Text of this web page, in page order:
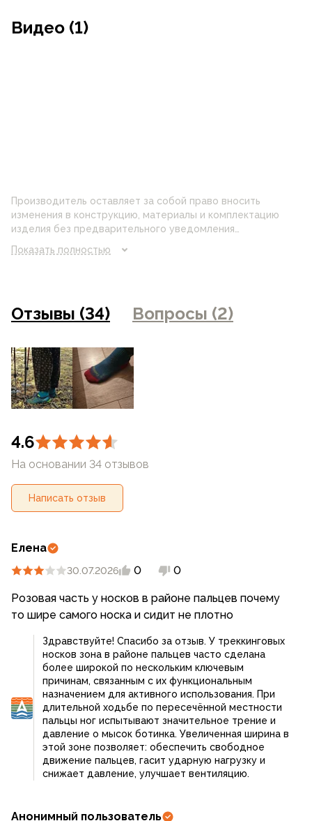
Видео (1)
Производитель оставляет за собой право вносить
изменения в конструкцию, материалы и комплектацию
изделия без предварительного уведомления
отличаться от реального цвета товара, что связано с
магазинах
Показать полностью
Отзывы (34) Вопросы (2)
4.6
На основании 34 отзывов
Написать отзыв
Елена
30.07.2026 0 0
Розовая часть у носков в районе пальцев почему
то шире самого носка и сидит не плотно
Здравствуйте! Спасибо за отзыв. У треккинговых
носков зона в районе пальцев часто сделана
более широкой по нескольким ключевым
причинам, связанным с их функциональным
назначением для активного использования. При
длительной ходьбе по пересечённой местности
пальцы ног испытывают значительное трение и
давление о мысок ботинка. Увеличенная ширина в
этой зоне позволяет: обеспечить свободное
движение пальцев, гасит ударную нагрузку и
снижает давление, улучшает вентиляцию.
Анонимный пользователь